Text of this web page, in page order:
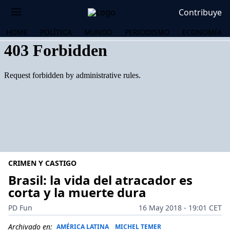
Contribuye
HOME POLÍTICA MUNDO PERIODISMO ECONOMÍA
CRIMEN Y CASTIGO
Brasil: la vida del atracador es
corta y la muerte dura
PD Fun
16 May 2018 - 19:01 CET
Archivado en: AMÉRICA LATINA MICHEL TEMER